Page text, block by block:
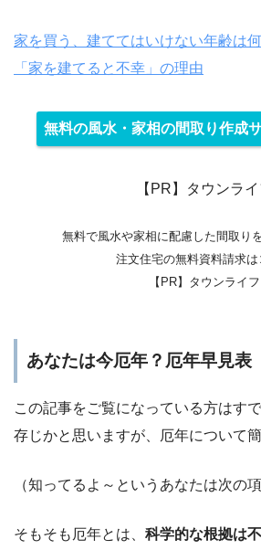
家を買う、建ててはいけない年齢は
「家を建てると不幸」の理由
無料の風水・家相の間取り作成
【PR】タウンライ
無料で風水や家相に配慮した間取り
注文住宅の無料資料請求は
【PR】タウンライフ
あなたは今厄年？厄年早見表
この記事をご覧になっている方はす
存じかと思いますが、厄年について
（知ってるよ～というあなたは次の
そもそも厄年とは、 科学的な根拠は